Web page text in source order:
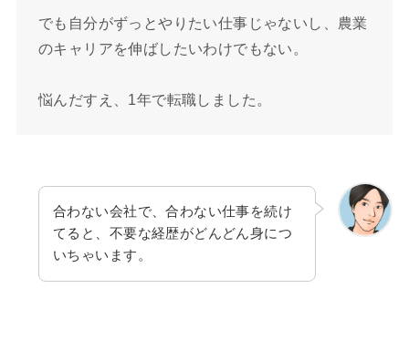
でも自分がずっとやりたい仕事じゃないし、農業
のキャリアを伸ばしたいわけでもない。
悩んだすえ、1年で転職しました。
合わない会社で、合わない仕事を続け
てると、不要な経歴がどんどん身につ
いちゃいます。